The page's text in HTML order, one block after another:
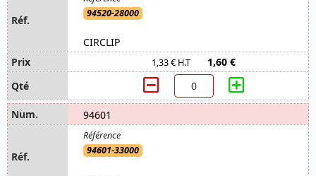
94520-28000
CIRCLIP
1,33 € H.T 1,60 €
94601
94601-33000